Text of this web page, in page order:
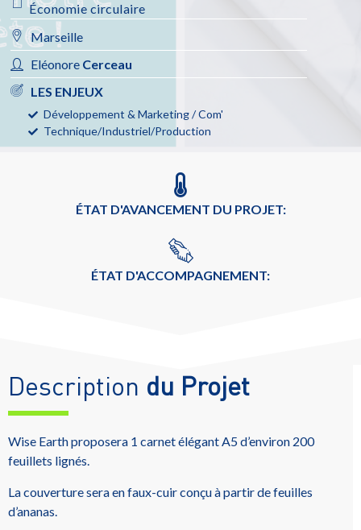
Économie circulaire
Marseille
Eléonore Cerceau
LES ENJEUX
Développement & Marketing / Com'
Technique/Industriel/Production
ÉTAT D'AVANCEMENT DU PROJET:
ÉTAT D'ACCOMPAGNEMENT:
Description du Projet
Wise Earth proposera 1 carnet élégant A5 d’environ 200
feuillets lignés.
La couverture sera en faux-cuir conçu à partir de feuilles
d’ananas.